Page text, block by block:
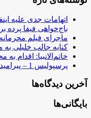
اتهامات جدی علیه
باج‌خواهی فیفا پرده
ماجرای فیلم
کنایه جالب خلیلی
خاتم‌الانبیا: اقدام
پرسپولیس 1 – پیرامیدز 0: شکست قهرمان آفریقا!
آخرین دیدگاه‌ها
بایگانی‌ها